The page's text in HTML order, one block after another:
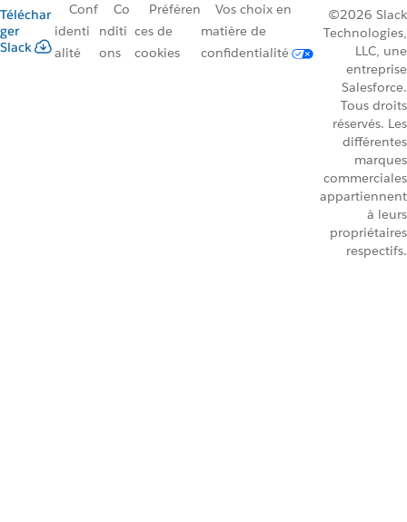
Téléchar
ger
Slack
Conf
identi
alité
Co
nditi
ons
Préféren
ces de
cookies
Vos choix en
matière de
confidentialité
©2026 Slack
Technologies,
LLC, une
entreprise
Salesforce.
Tous droits
réservés. Les
différentes
marques
commerciales
appartiennent
à leurs
propriétaires
respectifs.